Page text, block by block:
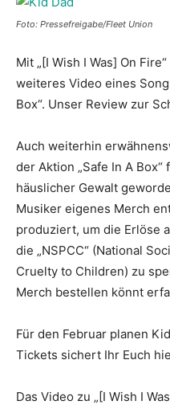
Foto: Pressefreigabe/Fleet Union
Mit „[I Wish I Was] On
weiteres Video eines
Box“. Unser Review zur
Auch weiterhin
der Aktion „Safe In A
häuslicher Gewalt
Musiker eigenes Merch
produziert, um die Erlöse
die „NSPCC“ (National
Cruelty to Children) zu
Merch bestellen könnt
Für den Februar planen
Tickets sichert Ihr Euch
Das Video zu „[I Wish I